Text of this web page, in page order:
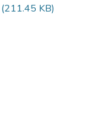
(211.45 KB)